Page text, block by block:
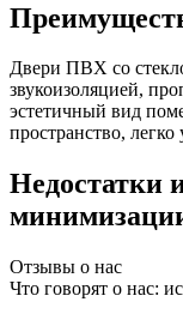
Двери ПВХ со
звукоизоляцией,
эстетичный вид
пространство,
Недостатки
Отзывы о нас
Что говорят о нас: